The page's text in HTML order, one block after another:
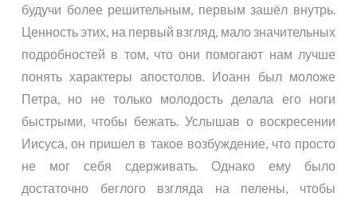
будучи более решительным, первым зашёл внутрь.
Ценность этих, на первый взгляд, мало значительных
подробностей в том, что они помогают нам лучше
понять характеры апостолов. Иоанн был моложе
Петра, но не только молодость делала его ноги
быстрыми, чтобы бежать. Услышав о воскресении
Иисуса, он пришел в такое возбуждение, что просто
не мог себя сдерживать. Однако ему было
достаточно беглого взгляда на пелены, чтобы